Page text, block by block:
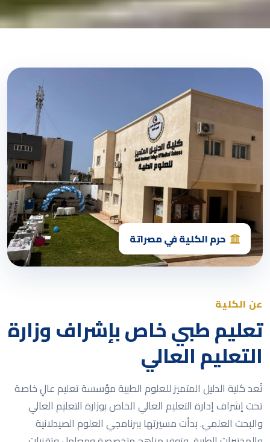
حرم الكلية في مصراتة
عن الكلية
تعليم طبي خاص بإشراف وزارة
التعليم العالي
تُعد كلية الدليل المتميز للعلوم الطبية مؤسسة تعليم عالٍ خاصة
تحت إشراف إدارة التعليم العالي الخاص بوزارة التعليم العالي
والبحث العلمي. بدأت مسيرتها ببرنامجي العلوم الصيدلانية